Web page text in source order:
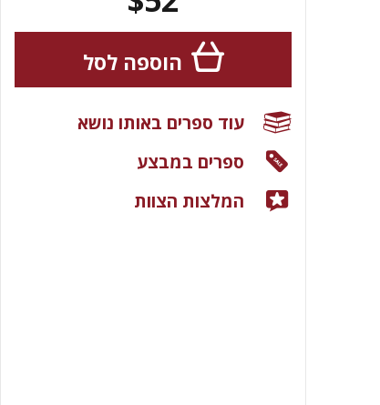
הוספה לסל
עוד ספרים באותו נושא
ספרים במבצע
המלצות הצוות